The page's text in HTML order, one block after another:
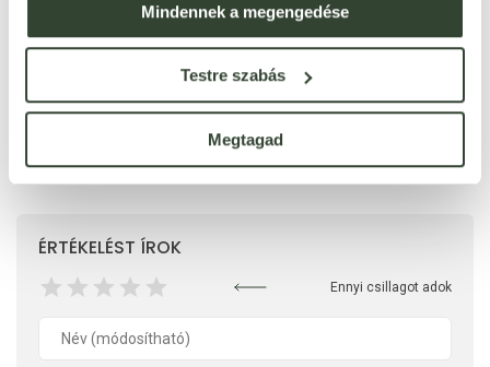
Mindennek a megengedése
Testre szabás
Megtagad
Ezt a terméket még senki nem értékelte. Legyél Te az
első!
ÉRTÉKELÉST ÍROK
Ennyi csillagot adok